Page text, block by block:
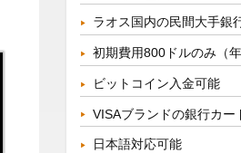
ラオス国内の民間大手銀
初期費用800ドルのみ（
ビットコイン入金可能
VISAブランドの銀行カー
日本語対応可能